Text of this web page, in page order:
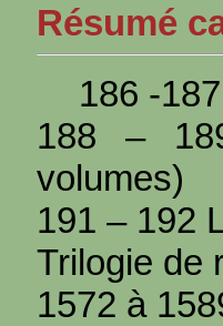
Résumé
186 -
188 –
volumes)
191 – 192
Trilogie de
1572 à